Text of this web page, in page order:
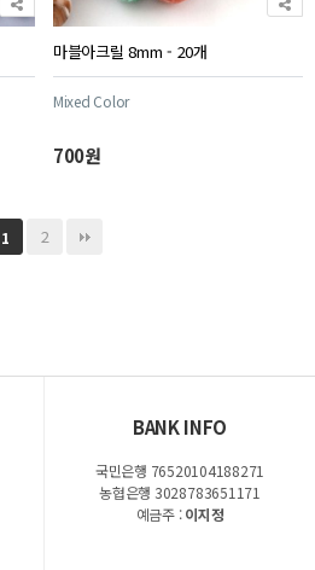
마블아크릴 8mm - 20개
Mixed Color
700원
1 2
BANK INFO
국민은행 76520104188271
농협은행 3028783651171
예금주 :이지정